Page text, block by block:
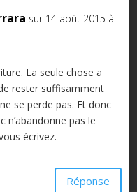
sur 14 août 2015 à
La seule chose a
rester suffisamment
se perde pas. Et donc
n’abandonne pas le
écrivez.
Réponse